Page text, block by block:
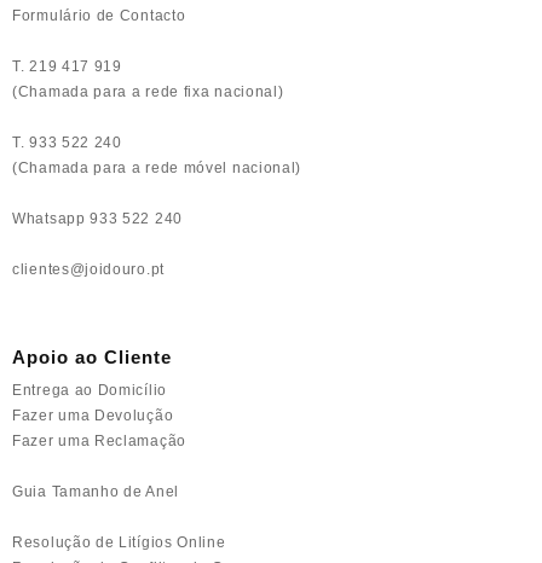
Formulário de Contacto
T. 219 417 919
(Chamada para a rede fixa nacional)
T. 933 522 240
(Chamada para a rede móvel nacional)
Whatsapp 933 522 240
clientes@joidouro.pt
Apoio ao Cliente
Entrega ao Domicílio
Fazer uma Devolução
Fazer uma Reclamação
Guia Tamanho de Anel
Resolução de Litígios Online